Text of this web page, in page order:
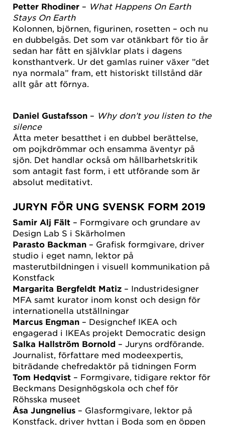
Petter Rhodiner – What Happens On Earth
Stays On Earth
Kolonnen, björnen, figurinen, rosetten – och nu
en dubbelgås. Det som var otänkbart för tio år
sedan har fått en självklar plats i dagens
konsthantverk. Ur det gamlas ruiner växer ”det
nya normala” fram, ett historiskt tillstånd där
allt går att förnya.
Daniel Gustafsson – Why don’t you listen to the
silence
Åtta meter besatthet i en dubbel berättelse,
om pojkdrömmar och ensamma äventyr på
sjön. Det handlar också om hållbarhetskritik
som antagit fast form, i ett utförande som är
absolut meditativt.
JURYN FÖR UNG SVENSK FORM 2019
Samir Alj Fält – Formgivare och grundare av
Design Lab S i Skärholmen
Parasto Backman – Grafisk formgivare, driver
studio i eget namn, lektor på
masterutbildningen i visuell kommunikation på
Konstfack
Margarita Bergfeldt Matiz – Industridesigner
MFA samt kurator inom konst och design för
internationella utställningar
Marcus Engman – Designchef IKEA och
engagerad i IKEAs projekt Democratic design
Salka Hallström Bornold – Juryns ordförande.
Journalist, författare med modeexpertis,
biträdande chefredaktör på tidningen Form
Tom Hedqvist – Formgivare, tidigare rektor för
Beckmans Designhögskola och chef för
Röhsska museet
Åsa Jungnelius – Glasformgivare, lektor på
Konstfack, driver hyttan i Boda som en öppen